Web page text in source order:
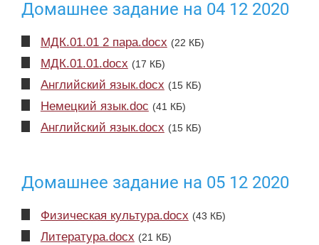
Домашнее задание на 04 12 2020
МДК.01.01 2 пара.docx (22 КБ)
МДК.01.01.docx (17 КБ)
Английский язык.docx (15 КБ)
Немецкий язык.doc (41 КБ)
Английский язык.docx (15 КБ)
Домашнее задание на 05 12 2020
Физическая культура.docx (43 КБ)
Литература.docx (21 КБ)